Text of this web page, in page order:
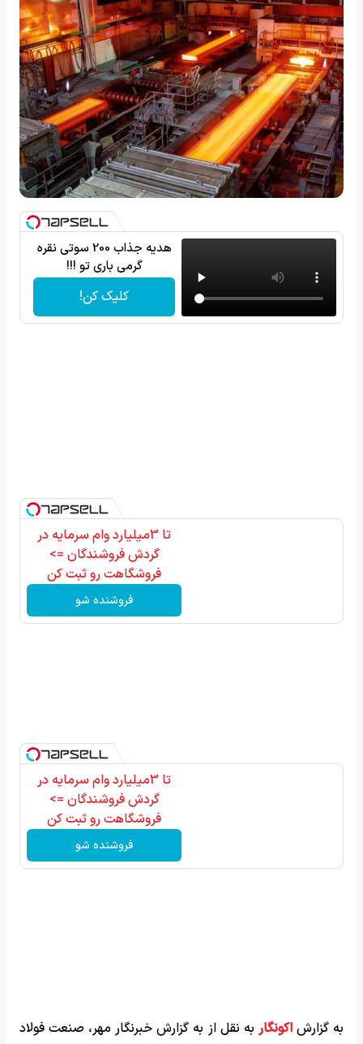
هدیه جذاب 200 سوتی نقره
گرمی باری تو !!!
کلیک کن!
تا 3میلیارد وام سرمایه در
گردش فروشندگان =>
فروشگاهت رو ثبت کن
فروشنده شو
تا 3میلیارد وام سرمایه در
گردش فروشندگان =>
فروشگاهت رو ثبت کن
فروشنده شو
به گزارشاکونگار به نقل از به گزارش خبرنگار مهر، صنعت فولاد